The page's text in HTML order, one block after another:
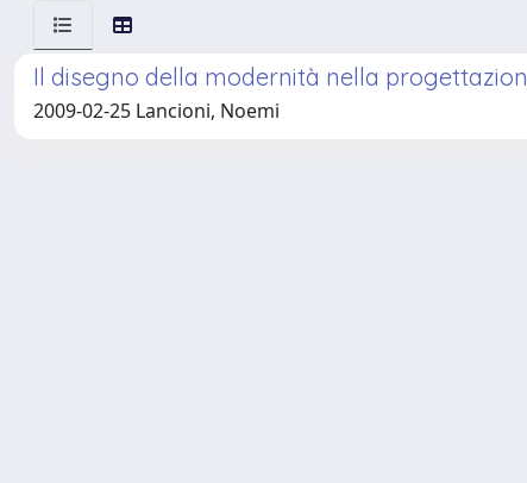
Il disegno della modernità nella
2009-02-25 Lancioni, Noemi